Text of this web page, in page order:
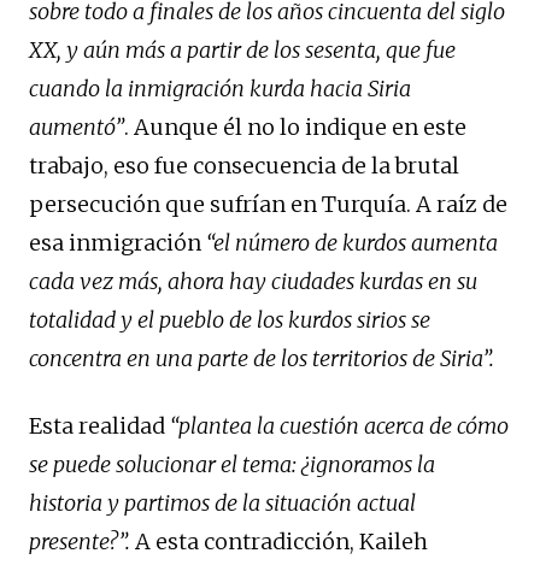
sobre todo a finales de los años cincuenta del siglo
XX, y aún más a partir de los sesenta, que fue
cuando la inmigración kurda hacia Siria
aumentó”. Aunque él no lo indique en este
trabajo, eso fue consecuencia de la brutal
persecución que sufrían en Turquía. A raíz de
esa inmigración “el número de kurdos aumenta
cada vez más, ahora hay ciudades kurdas en su
totalidad y el pueblo de los kurdos sirios se
concentra en una parte de los territorios de Siria”.
Esta realidad “plantea la cuestión acerca de cómo
se puede solucionar el tema: ¿ignoramos la
historia y partimos de la situación actual
presente?”. A esta contradicción, Kaileh